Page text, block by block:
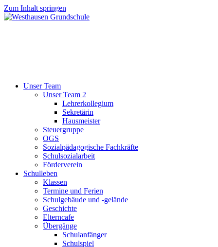
Zum Inhalt springen
Unser Team
Unser Team 2
Lehrerkollegium
Sekretärin
Hausmeister
Steuergruppe
OGS
Sozialpädagogische Fachkräfte
Schulsozialarbeit
Förderverein
Schulleben
Klassen
Termine und Ferien
Schulgebäude und -gelände
Geschichte
Elterncafe
Übergänge
Schulanfänger
Schulspiel